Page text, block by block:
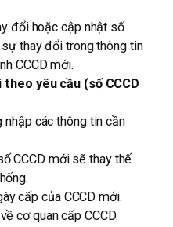
đổi hoặc cập nhật số
thay đổi trong thông tin
CCCD mới.
yêu cầu (số CCCD
nhập các thông tin cần
CCCD mới sẽ thay thế
cấp của CCCD mới.
cơ quan cấp CCCD.